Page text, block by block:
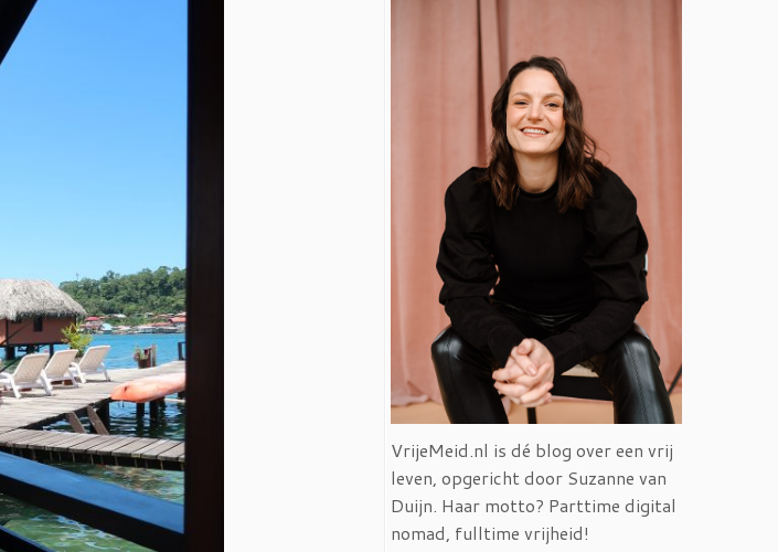
VrijeMeid.nl is dé blog over een vrij
leven, opgericht door Suzanne van
Duijn. Haar motto? Parttime digital
nomad, fulltime vrijheid!